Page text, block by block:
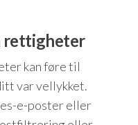
rettigheter
kan føre til
var vellykket.
e-poster eller